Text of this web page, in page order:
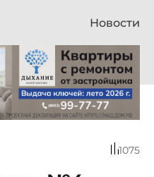
Новости
1075